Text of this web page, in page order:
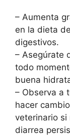
– Aumenta
en la dieta
digestivos.
– Asegúrate
todo
buena
– Observa a
hacer
veterinario si
diarrea